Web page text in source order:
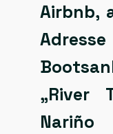
Airbnb,
„River